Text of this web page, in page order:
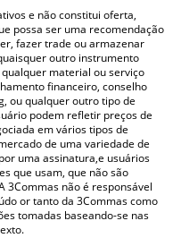
Ubeswap nas principais
e não constitui oferta,
possa ser uma recomendação
fazer trade ou armazenar
outro instrumento
material ou serviço
financeiro, conselho
ou qualquer outro tipo de
podem refletir preços de
em vários tipos de
de uma variedade de
uma assinatura,e usuários
que usam, que não são
3Commas não é responsável
or tanto da 3Commas como
tomadas baseando-se nas